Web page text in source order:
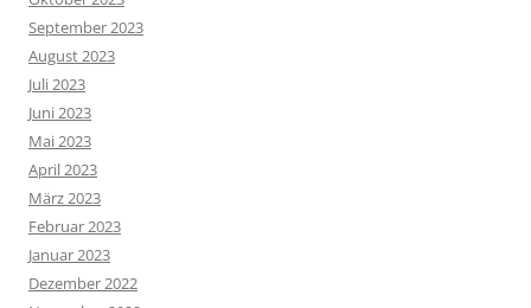
September 2023
August 2023
Juli 2023
Juni 2023
Mai 2023
April 2023
März 2023
Februar 2023
Januar 2023
Dezember 2022